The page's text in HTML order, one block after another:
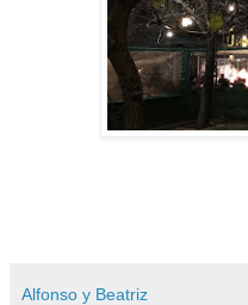
Alfonso y Beatriz